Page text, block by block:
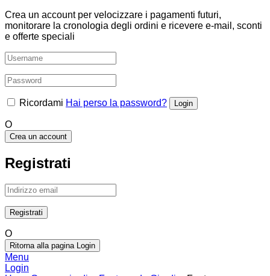
Crea un account per velocizzare i pagamenti futuri,
monitorare la cronologia degli ordini e ricevere e-mail, sconti
e offerte speciali
Ricordami Hai perso la password?
O
Crea un account
Registrati
O
Ritorna alla pagina Login
Menu
Login